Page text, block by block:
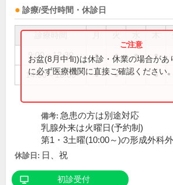
診療/受付時間・休診日
9:00～12:30 ● ● ● ●
14:00～18:00 ● ● ●
お盆(8月中旬)は休診・休業の場合があ
に必ず医療機関に直接ご確認ください。
備考: 急患の方は別途対応
乳腺外来は火曜日(予約制)
第1・3土曜(10:00～)の形成外科
休診日: 日、祝
初診受付